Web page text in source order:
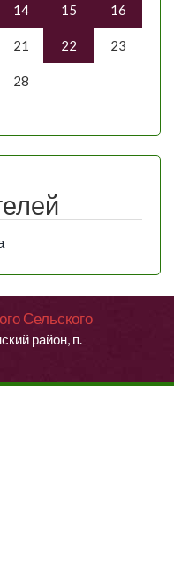
14 15 16
21 22 23
28
Сельского
район, п.